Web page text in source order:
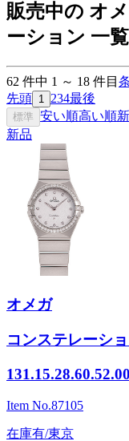
販売中の オ
ーション 一覧
62 件中 1 ～ 18 件目
先頭 1 234最後
標準 安い順高い順
新品
オメガ
コンステレーシ
Item No.87105
在庫有/東京